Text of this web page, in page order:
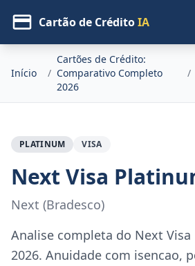
Cartão de CréditoIA
Início /
Cartões de Crédito:
Comparativo Completo
2026
/
PLATINUM VISA
Next Visa
Next (Bradesco)
Analise completa do Next
2026. Anuidade com isencao,